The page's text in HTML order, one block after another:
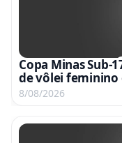
Copa Minas Sub-
de vôlei feminino
8/08/2026